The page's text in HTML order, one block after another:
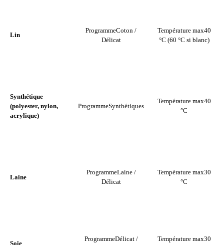
Lin
ProgrammeCoton /
Délicat
Température max40
°C (60 °C si blanc)
Synthétique
(polyester, nylon,
acrylique)
ProgrammeSynthétiques
Température max40
°C
Laine
ProgrammeLaine /
Délicat
Température max30
°C
Soie
ProgrammeDélicat /
Température max30